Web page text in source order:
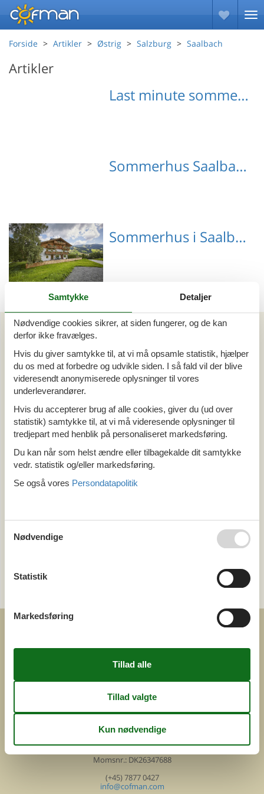
Forside Artikler Østrig Salzburg Saalbach
Artikler
Last minute sommerhuse Saalbach
Sommerhus Saalbach med hund
Sommerhus i Saalbach-Hinterglemm
Emne nr.: 532-207656
Artikeltyper
Sommerhus
Din Cofman ferie
Område
Alle
Østrig
Salzburg
Saalbach
Tema
Alle
COFMAN.COM
ved
Nygade 8b. 2. th
DK-7400 Herning
Danmark
Cofman.com
Momsnr.: DK26347688
(+45) 7877 0427
info@cofman.com
Samtykke Detaljer
Nødvendige cookies sikrer, at siden fungerer, og de kan
derfor ikke fravælges.
Hvis du giver samtykke til, at vi må opsamle statistik, hjælper
du os med at forbedre og udvikle siden. I så fald vil der blive
videresendt anonymiserede oplysninger til vores
underleverandører.
Hvis du accepterer brug af alle cookies, giver du (ud over
statistik) samtykke til, at vi må videresende oplysninger til
tredjepart med henblik på personaliseret markedsføring.
Du kan når som helst ændre eller tilbagekalde dit samtykke
vedr. statistik og/eller markedsføring.
Se også vores Persondatapolitik
Nødvendige
Statistik
Markedsføring